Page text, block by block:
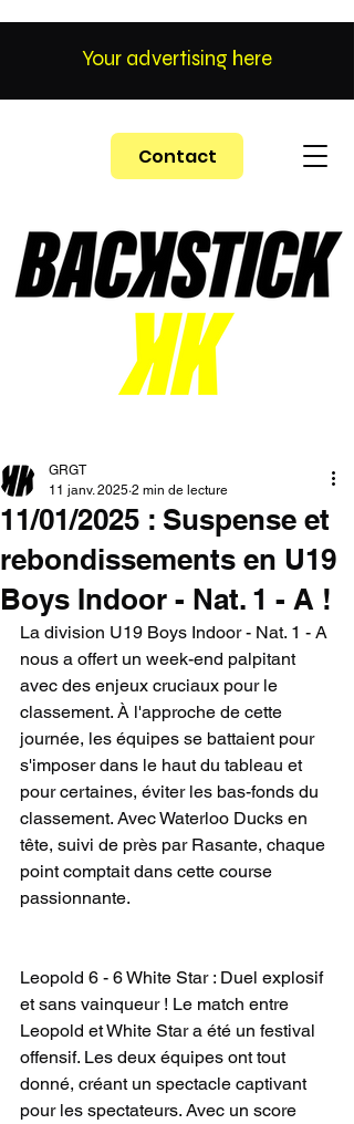
Contact
Your advertising here
11/01/2025 : Suspense et
rebondissements en U19
Boys Indoor - Nat. 1 - A !
GRGT
11 janv. 2025 2 min de lecture
La division U19 Boys Indoor - Nat. 1 - A
nous a offert un week-end palpitant
avec des enjeux cruciaux pour le
classement. À l'approche de cette
journée, les équipes se battaient pour
s'imposer dans le haut du tableau et
pour certaines, éviter les bas-fonds du
classement. Avec Waterloo Ducks en
tête, suivi de près par Rasante, chaque
point comptait dans cette course
passionnante.
Leopold 6 - 6 White Star : Duel explosif
et sans vainqueur ! Le match entre
Leopold et White Star a été un festival
offensif. Les deux équipes ont tout
donné, créant un spectacle captivant
pour les spectateurs. Avec un score